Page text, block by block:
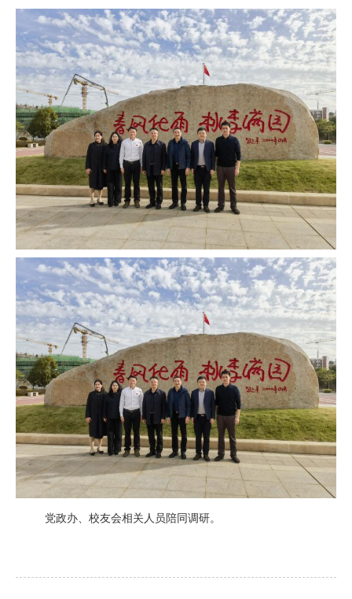
党政办、校友会相关人员陪同调研。